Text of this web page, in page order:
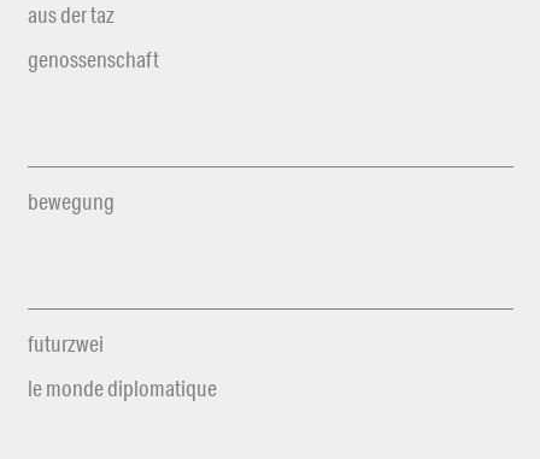
aus der taz
genossenschaft
bewegung
futurzwei
le monde diplomatique